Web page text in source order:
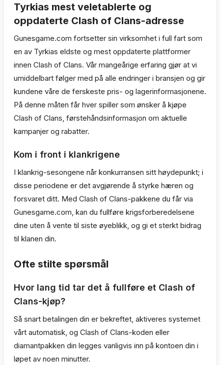
Tyrkias mest veletablerte og
oppdaterte Clash of Clans-adresse
Gunesgame.com fortsetter sin virksomhet i full fart som
en av Tyrkias eldste og mest oppdaterte plattformer
innen Clash of Clans. Vår mangeårige erfaring gjør at vi
umiddelbart følger med på alle endringer i bransjen og gir
kundene våre de ferskeste pris- og lagerinformasjonene.
På denne måten får hver spiller som ønsker å kjøpe
Clash of Clans, førstehåndsinformasjon om aktuelle
kampanjer og rabatter.
Kom i front i klankrigene
I klankrig-sesongene når konkurransen sitt høydepunkt; i
disse periodene er det avgjørende å styrke hæren og
forsvaret ditt. Med Clash of Clans-pakkene du får via
Gunesgame.com, kan du fullføre krigsforberedelsene
dine uten å vente til siste øyeblikk, og gi et sterkt bidrag
til klanen din.
Ofte stilte spørsmål
Hvor lang tid tar det å fullføre et Clash of
Clans-kjøp?
Så snart betalingen din er bekreftet, aktiveres systemet
vårt automatisk, og Clash of Clans-koden eller
diamantpakken din legges vanligvis inn på kontoen din i
løpet av noen minutter.